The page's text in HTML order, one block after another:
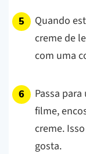
Quando
creme de
com uma
Passa
filme,
creme.
gosta.